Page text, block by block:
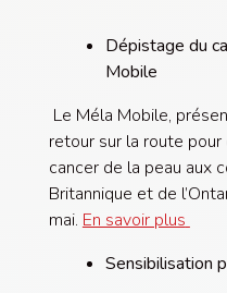
Dépistage du
Mobile
Le Méla Mobile,
retour sur la route
cancer de la peau aux
Britannique et de
mai. En savoir plus
Sensibilisation